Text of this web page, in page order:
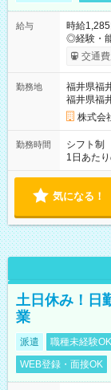
給与
時給1,285
◎経験・能力に
は、1分単位
あり 試
交通
勤務地
福井県福
福井県福
株式会
勤務時間
シフト制
1日あた
※1日6h以
業・Wワ
気になる！
土日休み！日
業
派遣 職種未経験OK
WEB登録・面接OK